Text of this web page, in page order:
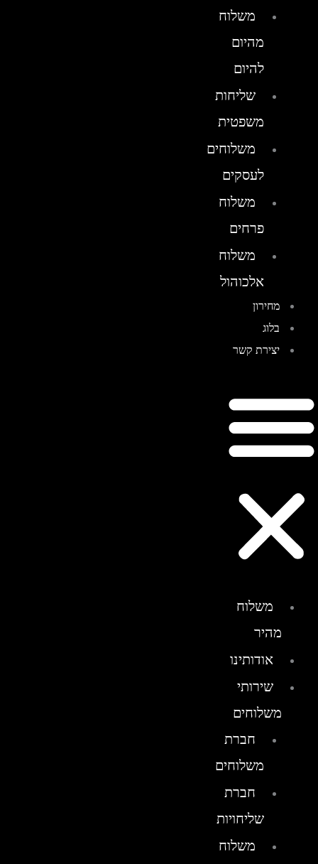
משלוח
מהיום
להיום
שליחות
משפטית
משלוחים
לעסקים
משלוח
פרחים
משלוח
אלכוהול
מחירון
בלוג
יצירת קשר
משלוח
מהיר
אודותינו
שירותי
משלוחים
חברת
משלוחים
חברת
שליחויות
משלוח